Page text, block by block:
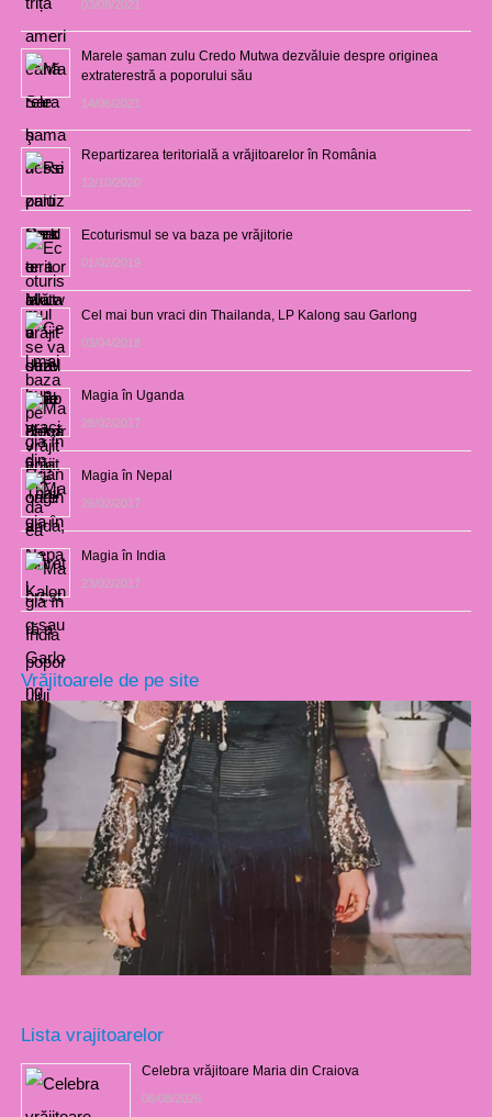
03/08/2021
Marele şaman zulu Credo Mutwa dezvăluie despre originea
extraterestră a poporului său
14/06/2021
Repartizarea teritorială a vrăjitoarelor în România
12/10/2020
Ecoturismul se va baza pe vrăjitorie
01/02/2019
Cel mai bun vraci din Thailanda, LP Kalong sau Garlong
03/04/2018
Magia în Uganda
28/02/2017
Magia în Nepal
26/02/2017
Magia în India
23/02/2017
Vrăjitoarele de pe site
Lista vrajitoarelor
Celebra vrăjitoare Maria din Craiova
06/08/2026